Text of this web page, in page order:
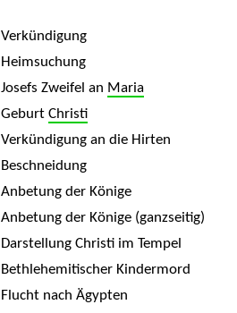
Verkündigung
Heimsuchung
Josefs Zweifel an Maria
Geburt Christi
Verkündigung an die Hirten
Beschneidung
Anbetung der Könige
Anbetung der Könige (ganzseitig)
Darstellung Christi im Tempel
Bethlehemitischer Kindermord
Flucht nach Ägypten